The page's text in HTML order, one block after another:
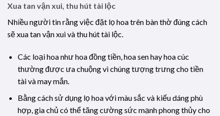
Xua tan vận xui, thu hút tài lộc
Nhiều người tin rằng việc đặt lọ hoa trên bàn thờ đúng cách
sẽ xua tan vận xui và thu hút tài lộc.
Các loại hoa như hoa đồng tiền, hoa sen hay hoa cúc
thường được ưa chuộng vì chúng tượng trưng cho tiền
tài và may mắn.
Bằng cách sử dụng lọ hoa với màu sắc và kiểu dáng phù
hợp, gia chủ có thể tăng cường sức mạnh phong thủy cho